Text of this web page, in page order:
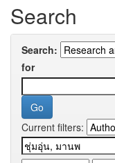
Search
Search:
for
Current filters: